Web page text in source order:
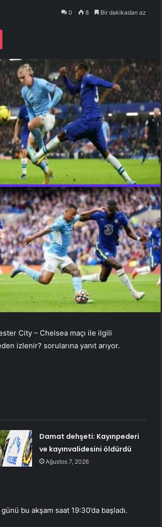
0 8 Bir dakikadan az
Pocket
City – Chelsea maçı ile ilgili
izlenir? sorularına yanıt arıyor.
Damat dehşeti: Kayınpederi
ve kayınvalidesini öldürdü
Ağustos 7, 2026
bu akşam saat 19:30’da başladı.